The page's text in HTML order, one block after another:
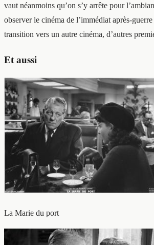
vaut néanmoins qu’on s’y arrête pour
observer le cinéma de l’immédiat après-
transition vers un autre cinéma, d’autres
Et aussi
La Marie du port